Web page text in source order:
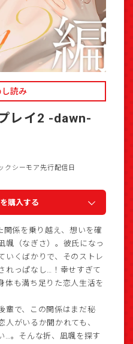
し読み
レイ2 -dawn-
クシーモア先行配信日
購入する
関係を乗り越え、想いを確
颯（なぎさ）。彼氏になっ
いくばかりで、そのストレ
れっぱなし…！幸せすぎて
体も満ち足りた恋人生活を
輩で、この関係はまだ秘
がいるか聞かれても、
…。そんな折、凪颯を探す